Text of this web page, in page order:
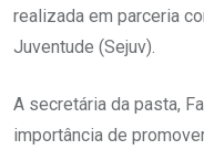
realizada em parceria
Juventude (Sejuv).
A secretária da pasta,
importância de